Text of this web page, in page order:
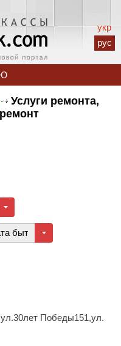
укр
рус
Услуги ремонта,
бытовой техники,
ул.30лет Победы151,ул.